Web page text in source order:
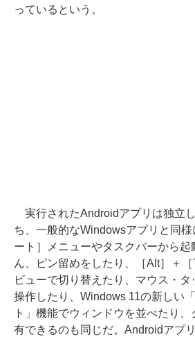
っているという。
実行されたAndroidアプリは独立
ち、一般的なWindowsアプリと同
ート］メニューやタスクバーから起
ん、ピン留めをしたり、［Alt］＋
ビューで切り替えたり、マウス・
操作したり、Windows 11の新しい
ト」機能でウィンドウを並べたり
有できるのも同じだ。Androidアプ